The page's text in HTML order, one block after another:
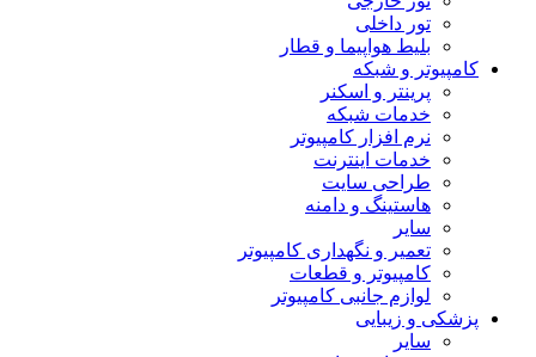
تور داخلی
بلیط هواپیما و قطار
کامپیوتر و شبکه
پرینتر و اسکنر
خدمات شبکه
نرم افزار کامپیوتر
خدمات اینترنت
طراحی سایت
هاستینگ و دامنه
سایر
تعمیر و نگهداری کامپیوتر
کامپیوتر و قطعات
لوازم جانبی کامپیوتر
پزشکی و زیبایی
سایر